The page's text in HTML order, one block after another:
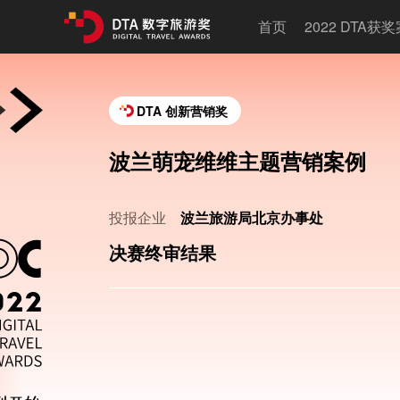
首页 2022 DTA获奖
DTA 创新营销奖
波兰萌宠维维主题营销案例
投报企业 波兰旅游局北京办事处
决赛终审结果